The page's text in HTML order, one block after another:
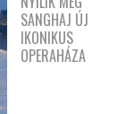
SANGHAJ ÚJ
IKONIKUS
OPERAHÁZA